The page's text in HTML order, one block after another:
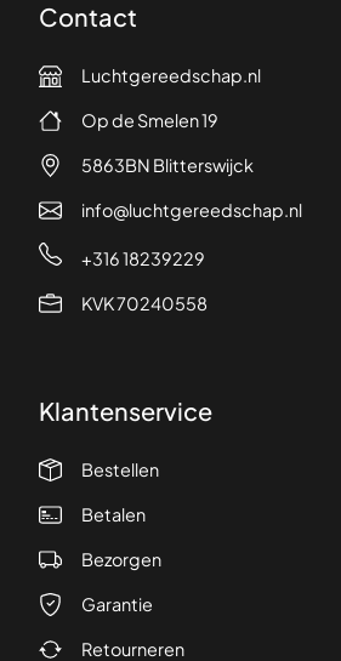
Contact
Luchtgereedschap.nl
Op de Smelen 19
5863BN Blitterswijck
info@luchtgereedschap.nl
+316 18239229
KVK 70240558
Klantenservice
Bestellen
Betalen
Bezorgen
Garantie
Retourneren